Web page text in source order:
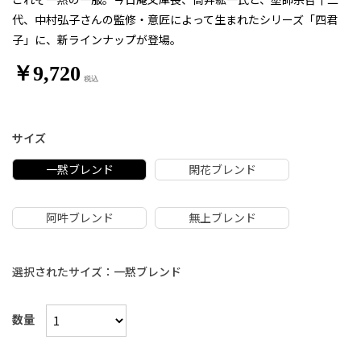
代、中村弘子さんの監修・意匠によって生まれたシリーズ「四君
子」に、新ラインナップが登場。
￥9,720
サイズ
一黙ブレンド
閑花ブレンド
阿吽ブレンド 無上ブレンド
選択されたサイズ：一黙ブレンド
数量